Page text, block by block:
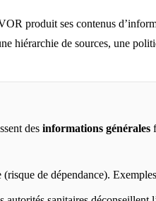
produit ses contenus
hiérarchie de sources, une
des informations générales
de dépendance).